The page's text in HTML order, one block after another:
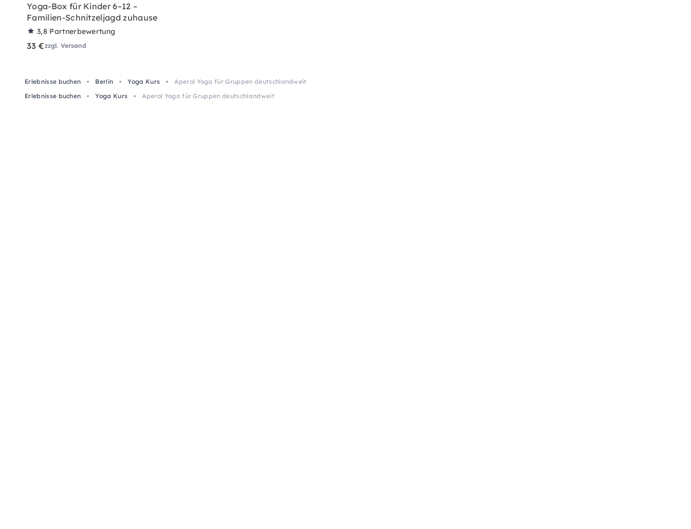
Yoga-Box für Kinder 6–12 –
Familien-Schnitzeljagd zuhause
3,8 Partnerbewertung
33 €zzgl. Versand
Erlebnisse buchen Berlin Yoga Kurs
Aperol Yoga für Gruppen deutschlandweit
Erlebnisse buchen
Yoga Kurs Aperol Yoga für Gruppen deutschlandweit